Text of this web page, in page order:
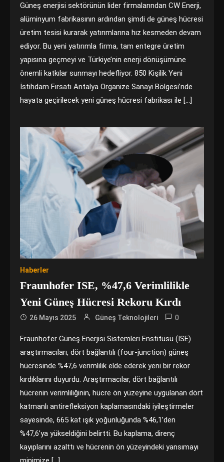
Güneş enerjisi sektörünün lider firmalarından CW Enerji,
alüminyum fabrikasının ardından şimdi de güneş hücresi
üretim tesisi kurarak yatırımlarına hız kesmeden devam
ediyor. Bu yeni yatırımla firma, tam entegre üretim
yapısına geçmeyi ve Türkiye’nin enerji dönüşümüne
önemli katkılar sunmayı hedefliyor. 850 Kişilik Yeni
İstihdam Fırsatı Antalya Organize Sanayi Bölgesi’nde
hayata geçirilecek yeni güneş hücresi fabrikası ile […]
Haberler
Fraunhofer ISE, %47,6 Verimlilikle
Yeni Güneş Hücresi Rekoru Kırdı
26 Mayıs 2025 Güneş Teknolojileri 0
Fraunhofer Güneş Enerjisi Sistemleri Enstitüsü (ISE)
araştırmacıları, dört bağlantılı (four-junction) güneş
hücresinde %47,6 verimlilik elde ederek yeni bir rekor
kırdıklarını duyurdu. Araştırmacılar, dört bağlantılı
hücrenin verimliliğinin, hücre ön yüzeyine uygulanan dört
katmanlı antirefleksiyon kaplamasındaki iyileştirmeler
sayesinde, 665 kat ışık yoğunluğunda %46,1’den
%47,6’ya yükseldiğini belirtti. Bu kaplama, direnç
kayıplarını azalttı ve hücrenin ön yüzeyindeki yansımayı